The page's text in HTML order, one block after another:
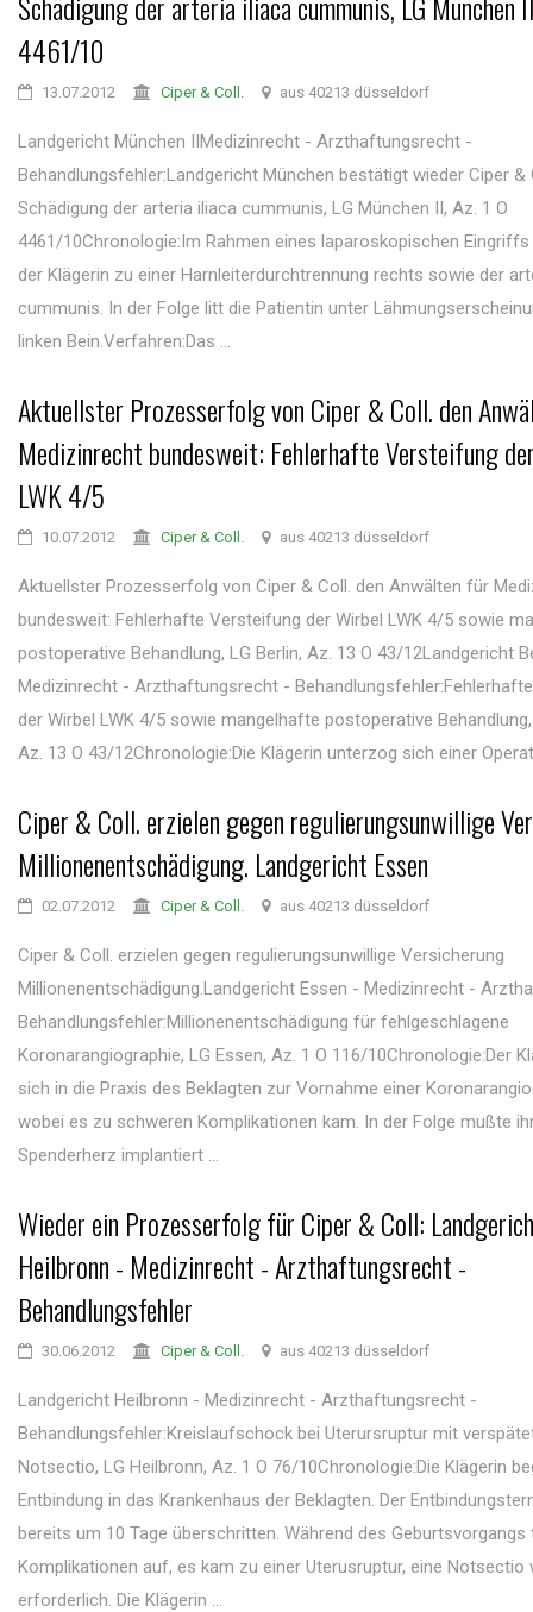
4461/10
13.07.2012 Ciper & Coll. aus 40213 düsseldorf
Landgericht München IIMedizinrecht - Arzthaftungsrecht -
Behandlungsfehler:Landgericht München bestätigt wieder Ciper &
Schädigung der arteria iliaca cummunis, LG München II, Az. 1 O
4461/10Chronologie:Im Rahmen eines laparoskopischen
der Klägerin zu einer Harnleiterdurchtrennung rechts sowie der
cummunis. In der Folge litt die Patientin unter
linken Bein.Verfahren:Das ...
Aktuellster Prozesserfolg von Ciper & Coll. den
Medizinrecht bundesweit: Fehlerhafte Versteifung
LWK 4/5
10.07.2012 Ciper & Coll. aus 40213 düsseldorf
Aktuellster Prozesserfolg von Ciper & Coll. den Anwälten für
bundesweit: Fehlerhafte Versteifung der Wirbel LWK 4/5 sowie
postoperative Behandlung, LG Berlin, Az. 13 O 43/12Landgericht
Medizinrecht - Arzthaftungsrecht -
der Wirbel LWK 4/5 sowie mangelhafte postoperative Behandlung,
Az. 13 O 43/12Chronologie:Die Klägerin unterzog sich einer
Ciper & Coll. erzielen gegen regulierungsunwillige
Millionenentschädigung. Landgericht Essen
02.07.2012 Ciper & Coll. aus 40213 düsseldorf
Ciper & Coll. erzielen gegen regulierungsunwillige Versicherung
Millionenentschädigung.Landgericht Essen - Medizinrecht -
Behandlungsfehler:Millionenentschädigung für fehlgeschlagene
Koronarangiographie, LG Essen, Az. 1 O 116/10Chronologie:Der
sich in die Praxis des Beklagten zur Vornahme einer
wobei es zu schweren Komplikationen kam. In der Folge mußte
Spenderherz implantiert ...
Wieder ein Prozesserfolg für Ciper & Coll:
Heilbronn - Medizinrecht - Arzthaftungsrecht -
Behandlungsfehler
30.06.2012 Ciper & Coll. aus 40213 düsseldorf
Landgericht Heilbronn - Medizinrecht - Arzthaftungsrecht -
Behandlungsfehler:Kreislaufschock bei Uterursruptur mit
Notsectio, LG Heilbronn, Az. 1 O 76/10Chronologie:Die Klägerin
Entbindung in das Krankenhaus der Beklagten. Der
bereits um 10 Tage überschritten. Während des Geburtsvorgangs
Komplikationen auf, es kam zu einer Uterusruptur, eine Notsectio
erforderlich. Die Klägerin ...